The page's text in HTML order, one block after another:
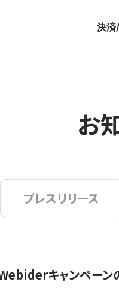
決済
お
プレスリリース
キャンペーン